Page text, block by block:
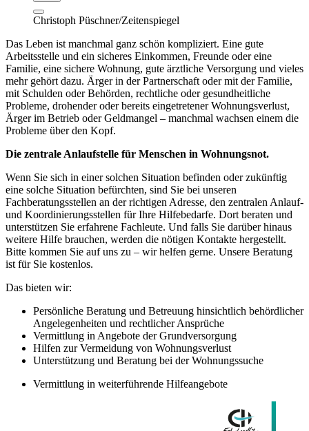
Christoph Püschner/Zeitenspiegel
Das Leben ist manchmal ganz schön kompliziert. Eine gute
Arbeitsstelle und ein sicheres Einkommen, Freunde oder eine
Familie, eine sichere Wohnung, gute ärztliche Versorgung und vieles
mehr gehört dazu. Ärger in der Partnerschaft oder mit der Familie,
mit Schulden oder Behörden, rechtliche oder gesundheitliche
Probleme, drohender oder bereits eingetretener Wohnungsverlust,
Ärger im Betrieb oder Geldmangel – manchmal wachsen einem die
Probleme über den Kopf.
Die zentrale Anlaufstelle für Menschen in Wohnungsnot.
Wenn Sie sich in einer solchen Situation befinden oder zukünftig
eine solche Situation befürchten, sind Sie bei unseren
Fachberatungsstellen an der richtigen Adresse, den zentralen Anlauf-
und Koordinierungsstellen für Ihre Hilfebedarfe. Dort beraten und
unterstützen Sie erfahrene Fachleute. Und falls Sie darüber hinaus
weitere Hilfe brauchen, werden die nötigen Kontakte hergestellt.
Bitte kommen Sie auf uns zu – wir helfen gerne. Unsere Beratung
ist für Sie kostenlos.
Das bieten wir:
Persönliche Beratung und Betreuung hinsichtlich behördlicher
Angelegenheiten und rechtlicher Ansprüche
Vermittlung in Angebote der Grundversorgung
Hilfen zur Vermeidung von Wohnungsverlust
Unterstützung und Beratung bei der Wohnungssuche
Vermittlung in weiterführende Hilfeangebote